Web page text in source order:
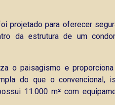
projetado para oferecer
da estrutura de um
o paisagismo e
do que o convencional,
11.000 m² com